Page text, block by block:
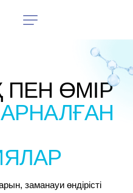
ПЕН ӨМІР
АРНАЛҒАН
заманауи өндірісті